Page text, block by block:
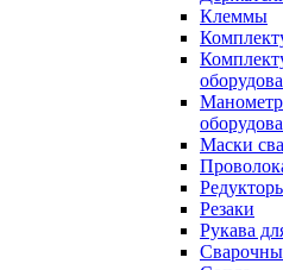
Клеммы
Маски
Резаки
Рукава